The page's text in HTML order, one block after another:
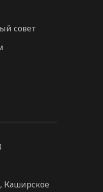
совет
Каширское